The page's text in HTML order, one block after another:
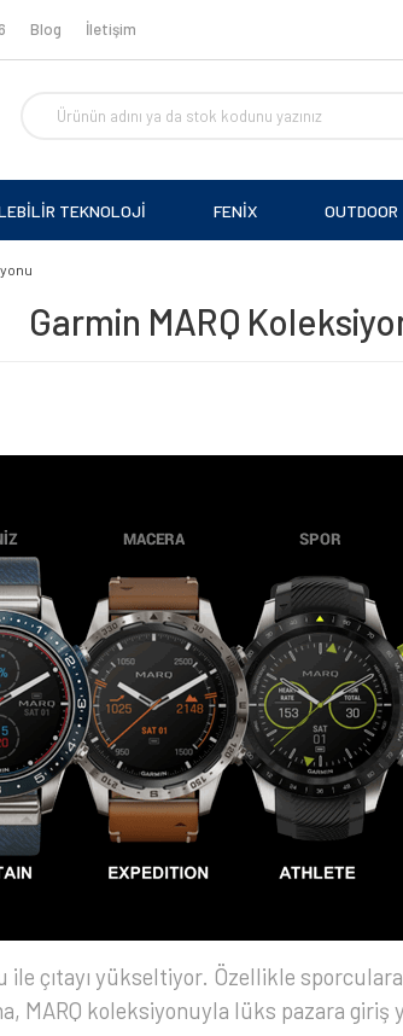
Blog İletişim
TEKNOLOJİ FENİX OUTDOOR
Garmin MARQ
ile çıtayı yükseltiyor. Özellikle
MARQ koleksiyonuyla lüks pazara giriş